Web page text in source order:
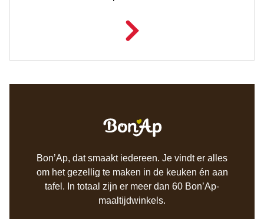
Bon’Ap, dat smaakt iedereen. Je vindt er alles
om het gezellig te maken in de keuken én aan
tafel. In totaal zijn er meer dan 60 Bon’Ap-
maaltijdwinkels.